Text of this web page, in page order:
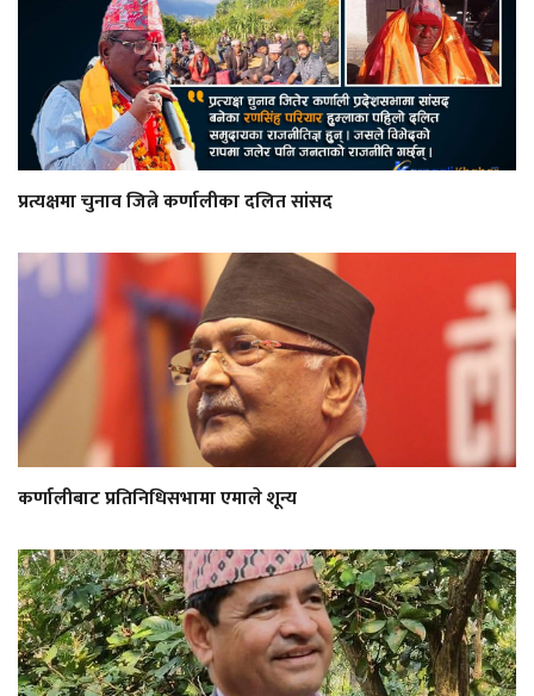
प्रत्यक्षमा चुनाव जित्ने कर्णालीका दलित सांसद
कर्णालीबाट प्रतिनिधिसभामा एमाले शून्य